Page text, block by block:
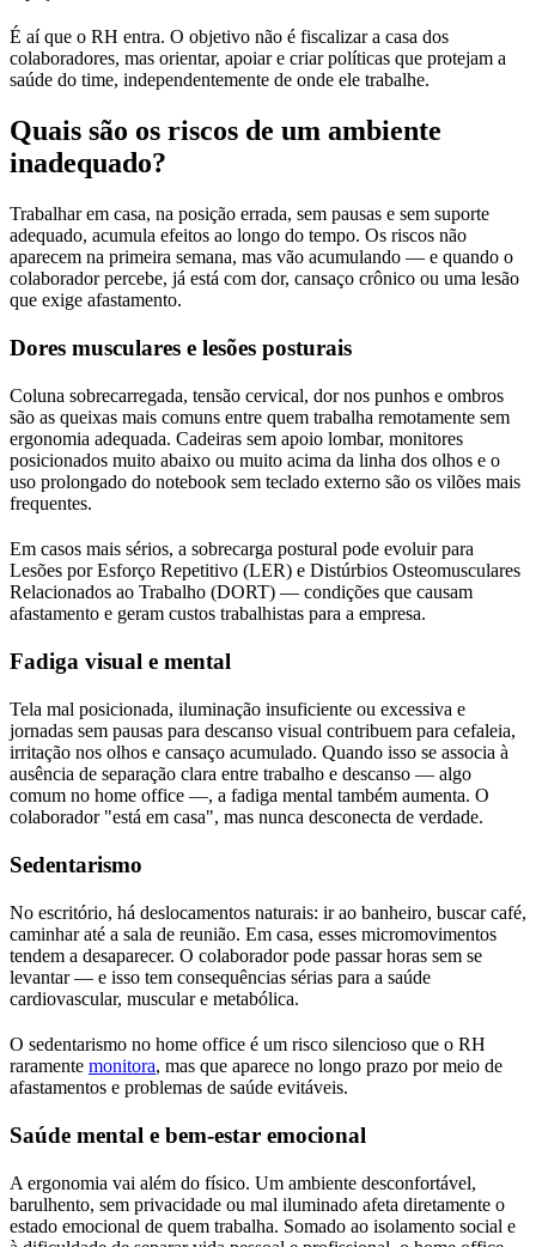
É aí que o RH entra. O objetivo não é fiscalizar a casa dos
colaboradores, mas orientar, apoiar e criar políticas que protejam a
saúde do time, independentemente de onde ele trabalhe.
Quais são os riscos de um ambiente
inadequado?
Trabalhar em casa, na posição errada, sem pausas e sem suporte
adequado, acumula efeitos ao longo do tempo. Os riscos não
aparecem na primeira semana, mas vão acumulando — e quando o
colaborador percebe, já está com dor, cansaço crônico ou uma lesão
que exige afastamento.
Dores musculares e lesões posturais
Coluna sobrecarregada, tensão cervical, dor nos punhos e ombros
são as queixas mais comuns entre quem trabalha remotamente sem
ergonomia adequada. Cadeiras sem apoio lombar, monitores
posicionados muito abaixo ou muito acima da linha dos olhos e o
uso prolongado do notebook sem teclado externo são os vilões mais
frequentes.
Em casos mais sérios, a sobrecarga postural pode evoluir para
Lesões por Esforço Repetitivo (LER) e Distúrbios Osteomusculares
Relacionados ao Trabalho (DORT) — condições que causam
afastamento e geram custos trabalhistas para a empresa.
Fadiga visual e mental
Tela mal posicionada, iluminação insuficiente ou excessiva e
jornadas sem pausas para descanso visual contribuem para cefaleia,
irritação nos olhos e cansaço acumulado. Quando isso se associa à
ausência de separação clara entre trabalho e descanso — algo
comum no home office —, a fadiga mental também aumenta. O
colaborador "está em casa", mas nunca desconecta de verdade.
Sedentarismo
No escritório, há deslocamentos naturais: ir ao banheiro, buscar café,
caminhar até a sala de reunião. Em casa, esses micromovimentos
tendem a desaparecer. O colaborador pode passar horas sem se
levantar — e isso tem consequências sérias para a saúde
cardiovascular, muscular e metabólica.
O sedentarismo no home office é um risco silencioso que o RH
raramente monitora, mas que aparece no longo prazo por meio de
afastamentos e problemas de saúde evitáveis.
Saúde mental e bem-estar emocional
A ergonomia vai além do físico. Um ambiente desconfortável,
barulhento, sem privacidade ou mal iluminado afeta diretamente o
estado emocional de quem trabalha. Somado ao isolamento social e